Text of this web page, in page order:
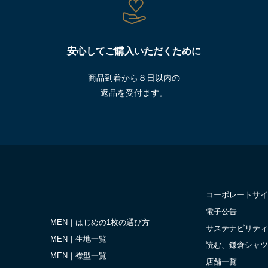
安心してご購入いただくために
商品到着から８日以内の
返品を受付ます。
MEN｜はじめの1枚の選び方
MEN｜生地一覧
MEN｜襟型一覧
コーポレートサ
電子公告
サステナビリティ
読む、鎌倉シャ
店舗一覧